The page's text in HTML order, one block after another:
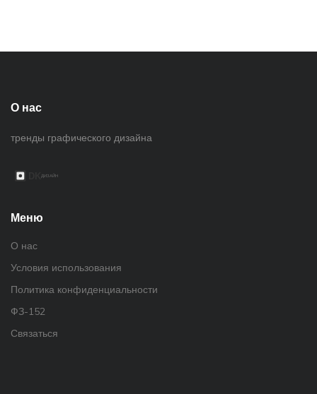
О нас
тренды графического дизайна
Меню
О нас
Условия использования
Политика конфиденциальности
ФЗ-152
Связаться